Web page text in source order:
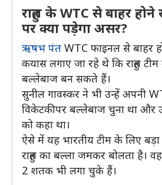
राहुल के WTC से बाहर होने
पर क्या पड़ेगा असर?
ऋषभ पंत WTC फाइनल से बाहर
कयास लगाए जा रहे थे कि राहुल
बल्लेबाज बन सकते हैं।
सुनील गावस्कर ने भी उन्हें अपनी
विकेटकीपर बल्लेबाज चुना था और
को कहा था।
ऐसे में यह भारतीय टीम के लिए
राहुल का बल्ला जमकर बोलता है। वह
2 शतक भी लगा चुके हैं।